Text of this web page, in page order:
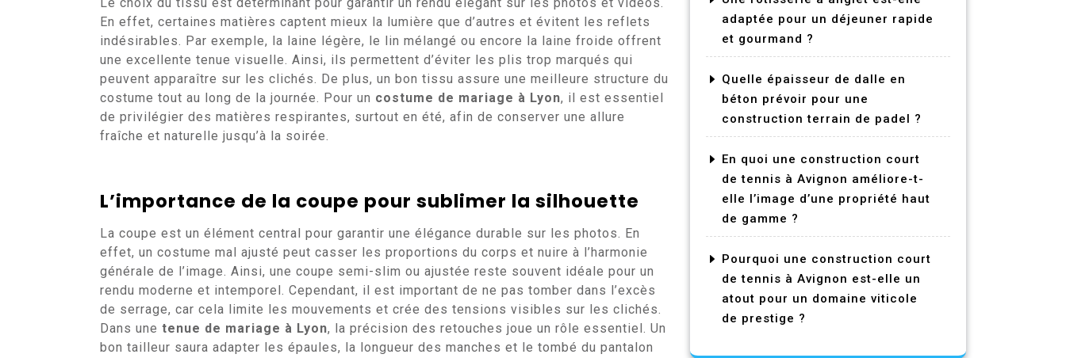
En effet, certaines matières captent mieux la lumière que d’autres et évitent les reflets
indésirables. Par exemple, la laine légère, le lin mélangé ou encore la laine froide offrent
une excellente tenue visuelle. Ainsi, ils permettent d’éviter les plis trop marqués qui
peuvent apparaître sur les clichés. De plus, un bon tissu assure une meilleure structure du
costume tout au long de la journée. Pour un costume de mariage à Lyon, il est essentiel
de privilégier des matières respirantes, surtout en été, afin de conserver une allure
fraîche et naturelle jusqu’à la soirée.
L’importance de la coupe pour sublimer la silhouette
La coupe est un élément central pour garantir une élégance durable sur les photos. En
effet, un costume mal ajusté peut casser les proportions du corps et nuire à l’harmonie
générale de l’image. Ainsi, une coupe semi-slim ou ajustée reste souvent idéale pour un
rendu moderne et intemporel. Cependant, il est important de ne pas tomber dans l’excès
de serrage, car cela limite les mouvements et crée des tensions visibles sur les clichés.
Dans une tenue de mariage à Lyon, la précision des retouches joue un rôle essentiel. Un
bon tailleur saura adapter les épaules, la longueur des manches et le tombé du pantalon
adaptée pour un déjeuner rapide
et gourmand ?
Quelle épaisseur de dalle en
béton prévoir pour une
construction terrain de padel ?
En quoi une construction court
de tennis à Avignon améliore-t-
elle l’image d’une propriété haut
de gamme ?
Pourquoi une construction court
de tennis à Avignon est-elle un
atout pour un domaine viticole
de prestige ?